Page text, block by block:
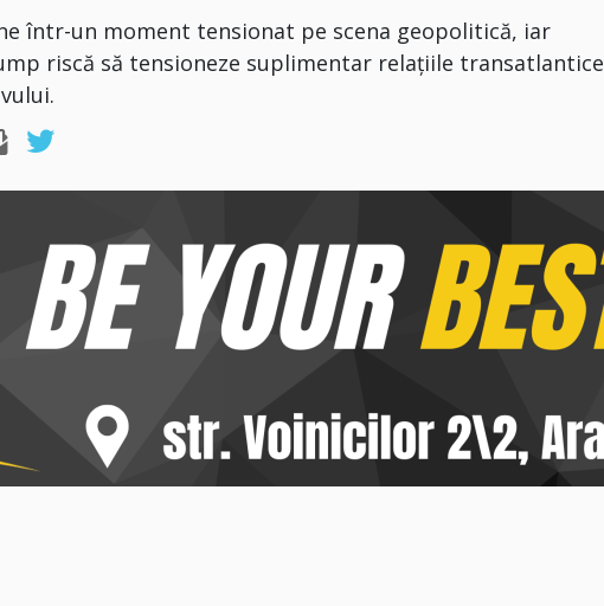
într-un moment tensionat pe scena geopolitică, iar
riscă să tensioneze suplimentar relațiile transatlantice